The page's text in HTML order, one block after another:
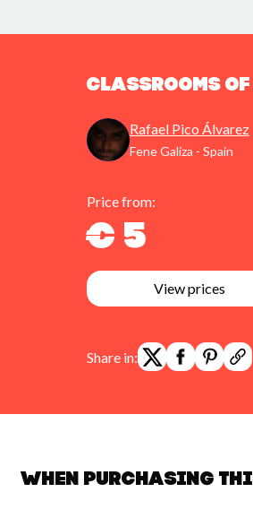
Classrooms of
Rafael Pico Álvarez
Fene Galiza - Spain
Price from:
€ 5
View prices
Share in:
When purchasing